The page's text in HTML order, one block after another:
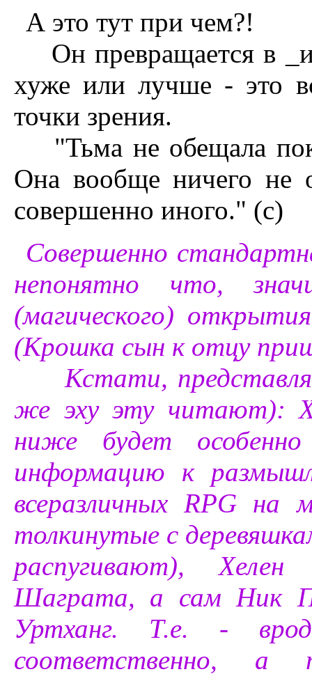
А это тут при чем?!
Он превращается в
хуже или лучше - это
точки зрения.
"Тьма не обещала
Она вообще ничего не
совершенно иного." (с)
Совершенно
непонятно что,
(магического)
(Крошка сын к отцу
Кстати,
же эху эту читают):
ниже будет
информацию к
всеразличных RPG на
толкинутые с
распугивают),
Шаграта, а сам Ник
Уртханг. Т.е. -
соответственно, а